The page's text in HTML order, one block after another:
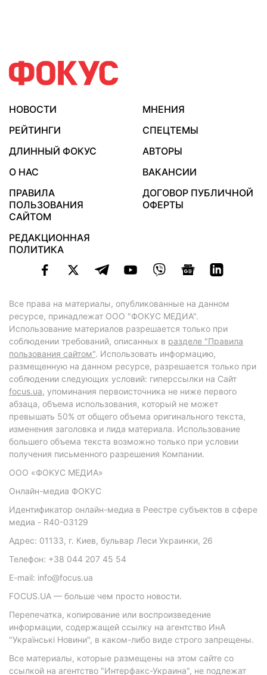
НОВОСТИ
МНЕНИЯ
РЕЙТИНГИ
СПЕЦТЕМЫ
ДЛИННЫЙ ФОКУС
АВТОРЫ
О НАС
ВАКАНСИИ
ПРАВИЛА
ПОЛЬЗОВАНИЯ
САЙТОМ
ДОГОВОР ПУБЛИЧНОЙ
ОФЕРТЫ
РЕДАКЦИОННАЯ
ПОЛИТИКА
Все права на материалы, опубликованные на данном
ресурсе, принадлежат ООО "ФОКУС МЕДИА".
Использование материалов разрешается только при
соблюдении требований, описанных в разделе "Правила
пользования сайтом". Использовать информацию,
размещенную на данном ресурсе, разрешается только при
соблюдении следующих условий: гиперссылки на Сайт
focus.ua, упоминания первоисточника не ниже первого
абзаца, объема использования, который не может
превышать 50% от общего объема оригинального текста,
изменения заголовка и лида материала. Использование
большего объема текста возможно только при условии
получения письменного разрешения Компании.
ООО «ФОКУС МЕДИА»
Онлайн-медиа ФОКУС
Идентификатор онлайн-медиа в Реестре субъектов в сфере
медиа - R40-03129
Адрес: 01133, г. Киев, бульвар Леси Украинки, 26
Телефон: +38 044 207 45 54
E-mail: info@focus.ua
FOCUS.UA — больше чем просто новости.
Перепечатка, копирование или воспроизведение
информации, содержащей ссылку на агентство ИнА
"Українські Новини", в каком-либо виде строго запрещены.
Все материалы, которые размещены на этом сайте со
ссылкой на агентство "Интерфакс-Украина", не подлежат